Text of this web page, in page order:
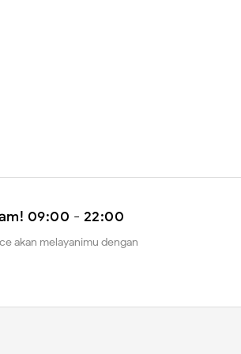
09:00 - 22:00
akan melayanimu dengan